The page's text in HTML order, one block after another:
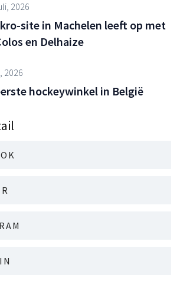
2026
site in Machelen leeft op met
en Delhaize
2026
hockeywinkel in België